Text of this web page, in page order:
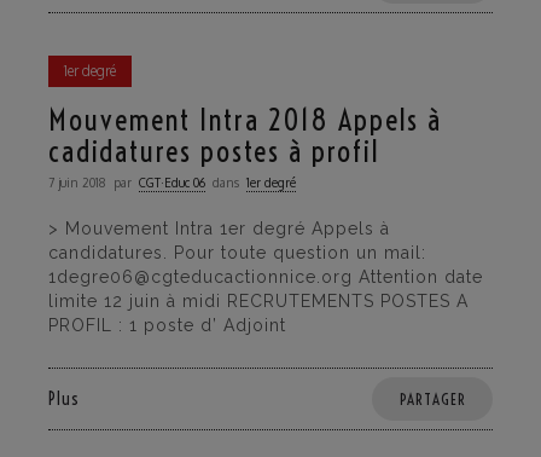
1er degré
Mouvement Intra 2018 Appels à
cadidatures postes à profil
7 juin 2018 par CGT·Educ 06 dans 1er degré
> Mouvement Intra 1er degré Appels à
candidatures. Pour toute question un mail:
1degre06@cgteducactionnice.org Attention date
limite 12 juin à midi RECRUTEMENTS POSTES A
PROFIL : 1 poste d’ Adjoint
Plus PARTAGER